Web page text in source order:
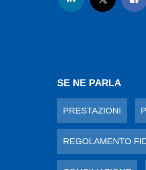
SE NE PARLA
PRESTAZIONI
REGOLAMENTO